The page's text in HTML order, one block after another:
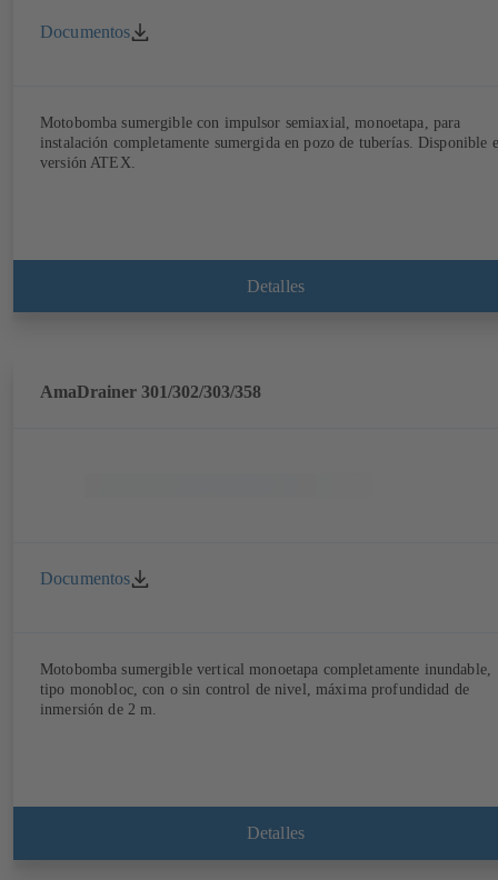
Documentos
Motobomba sumergible con impulsor semiaxial, monoetapa, para
instalación completamente sumergida en pozo de tuberías. Disponible
versión ATEX.
Detalles
AmaDrainer 301/302/303/358
Documentos
Motobomba sumergible vertical monoetapa completamente inundable,
tipo monobloc, con o sin control de nivel, máxima profundidad de
inmersión de 2 m.
Detalles